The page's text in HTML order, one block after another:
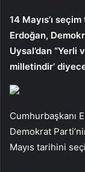
14 Mayıs’ı
Erdoğan,
Uysal’dan “Yerli
milletindir’
Cumhurbaşkanı
Demokrat
Mayıs tarihini